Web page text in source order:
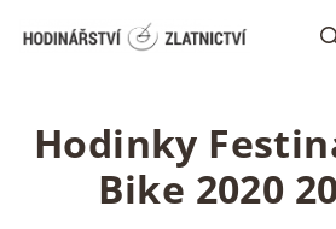
Hodinky
Bike 2020